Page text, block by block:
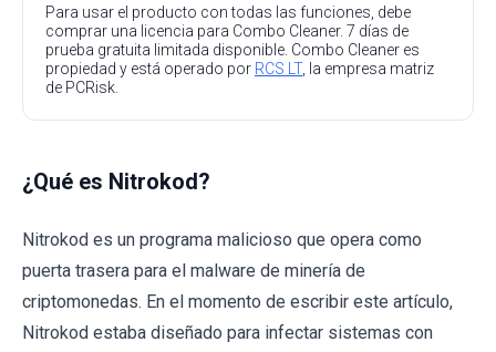
Para usar el producto con todas las funciones, debe
comprar una licencia para Combo Cleaner. 7 días de
prueba gratuita limitada disponible. Combo Cleaner es
propiedad y está operado por RCS LT, la empresa matriz
de PCRisk.
¿Qué es Nitrokod?
Nitrokod es un programa malicioso que opera como
puerta trasera para el malware de minería de
criptomonedas. En el momento de escribir este artículo,
Nitrokod estaba diseñado para infectar sistemas con